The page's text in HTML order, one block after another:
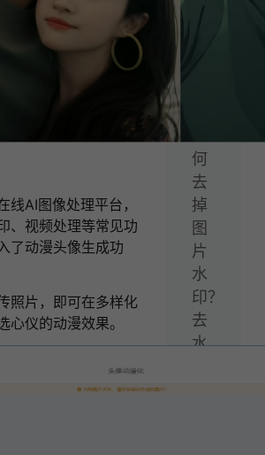
线AI图像处理平台，
、视频处理等常见功
了动漫头像生成功
照片，即可在多样化
心仪的动漫效果。
软
何
去
掉
图
片
水
印？
去
水